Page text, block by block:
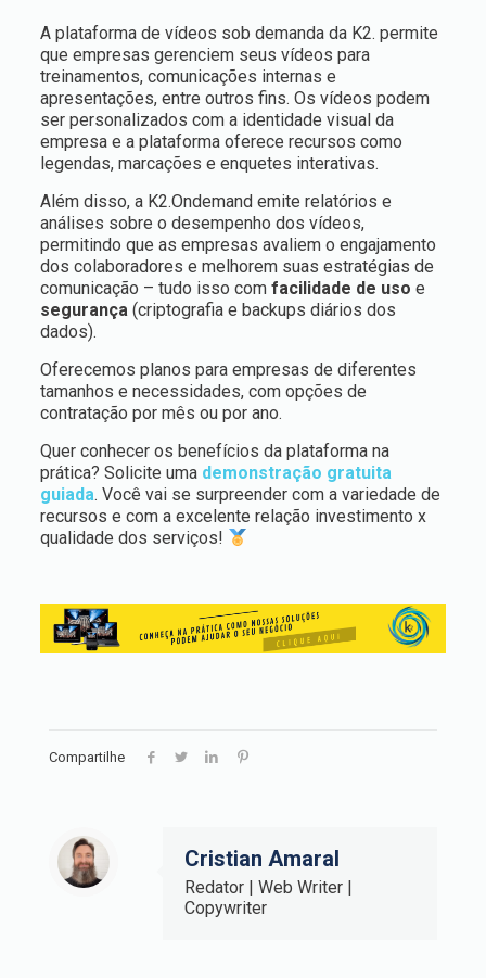
A plataforma de vídeos sob demanda da K2. permite
que empresas gerenciem seus vídeos para
treinamentos, comunicações internas e
apresentações, entre outros fins. Os vídeos podem
ser personalizados com a identidade visual da
empresa e a plataforma oferece recursos como
legendas, marcações e enquetes interativas.
Além disso, a K2.Ondemand emite relatórios e
análises sobre o desempenho dos vídeos,
permitindo que as empresas avaliem o engajamento
dos colaboradores e melhorem suas estratégias de
comunicação – tudo isso com facilidade de uso e
segurança(criptografia e backups diários dos
dados).
Oferecemos planos para empresas de diferentes
tamanhos e necessidades, com opções de
contratação por mês ou por ano.
Quer conhecer os benefícios da plataforma na
prática? Solicite uma demonstração gratuita
guiada. Você vai se surpreender com a variedade de
recursos e com a excelente relação investimento x
qualidade dos serviços!
Compartilhe
Cristian Amaral
Redator | Web Writer |
Copywriter